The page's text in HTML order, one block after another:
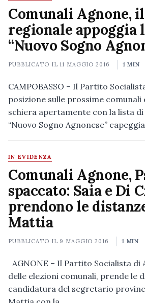
Comunali Agnone,
regionale appoggia
“Nuovo Sogno
PUBBLICATO IL11 MAGGIO 2016 1 MIN
CAMPOBASSO – Il Partito
posizione sulle prossime comunali
schiera apertamente con la lista
“Nuovo Sogno Agnonese”
IN EVIDENZA
Comunali Agnone,
spaccato: Saia e Di
prendono le
Mattia
PUBBLICATO IL 9 MAGGIO 2016 1 MIN
AGNONE – Il Partito Socialista di
delle elezioni comunali, prende le
candidatura del segretario